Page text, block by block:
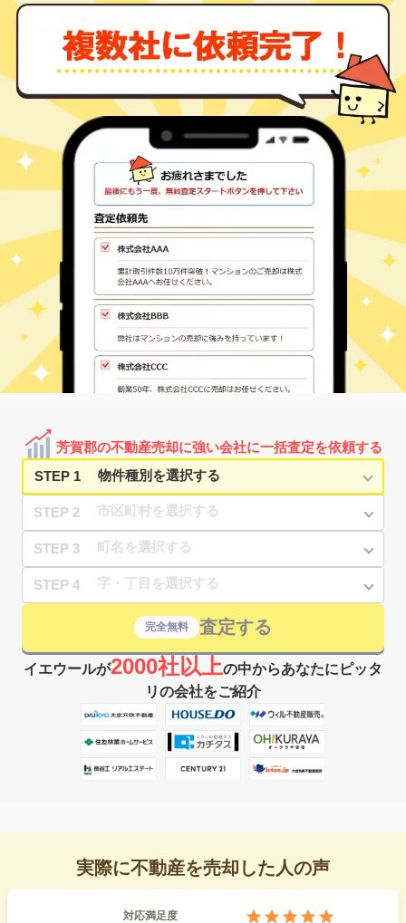
芳賀郡の不動産売却に強い会社に一括査定を依頼する
STEP 1
STEP 2
STEP 3
STEP 4
完全無料 査定する
イエウールが2000社以上の中からあなたにピッタ
リの会社をご紹介
実際に不動産を売却した人の声
対応満足度